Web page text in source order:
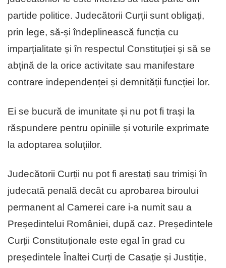
partide politice. Judecătorii Curții sunt obligați,
prin lege, să-și îndeplinească funcția cu
imparțialitate și în respectul Constituției și să se
abțină de la orice activitate sau manifestare
contrare independenței și demnității funcției lor.
Ei se bucură de imunitate și nu pot fi trași la
răspundere pentru opiniile și voturile exprimate
la adoptarea soluțiilor.
Judecătorii Curții nu pot fi arestați sau trimiși în
judecată penală decât cu aprobarea biroului
permanent al Camerei care i-a numit sau a
Președintelui României, după caz. Președintele
Curții Constituționale este egal în grad cu
președintele Înaltei Curți de Casație și Justiție,